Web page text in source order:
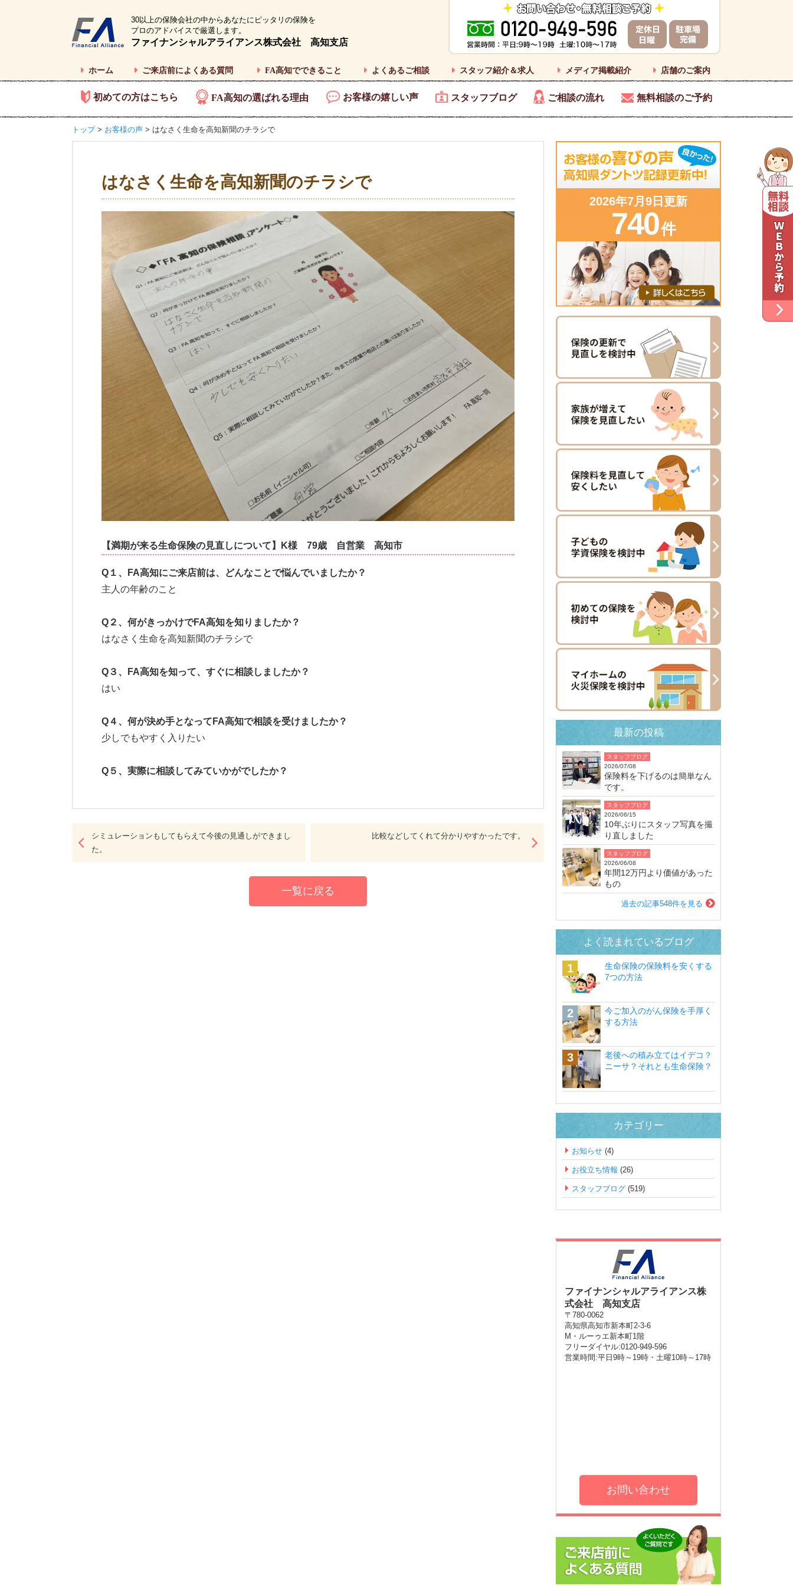
30以上の保険会社の中からあなたにピッタリの保険を
プロのアドバイスで厳選します。
ファイナンシャルアライアンス株式会社 高知支店
ホーム ご来店前によくある質問 FA高知でできること よくあるご相談 スタッフ紹介＆求人 メディア掲載紹介 店舗のご案内
初めての方はこちら FA高知の選ばれる理由 お客様の嬉しい声 スタッフブログ ご相談の流れ 無料相談のご予約
トップ> お客様の声 > はなさく生命を高知新聞のチラシで
はなさく生命を高知新聞のチラシで
【満期が来る生命保険の見直しについて】K様 79歳 自営業 高知市
Q １、 FA高知にご来店前は、どんなことで悩んでいましたか？
主人の年齢のこと
Q ２、何がきっかけでFA高知を知りましたか？
はなさく生命を高知新聞のチラシで
Q ３、 FA高知を知って、すぐに相談しましたか？
はい
Q４、何が決め手となって FA高知で相談を受けましたか？
少しでもやすく入りたい
Q ５、実際に相談してみていかがでしたか？
シミュレーションもしてもらえて今後の見通しができまし
た。
比較などしてくれて分かりやすかったです。
一覧に戻る
740
2026年7月9日更新
最新の投稿
スタッフブログ
2026/07/08
保険料を下げるのは簡単なん
です。
スタッフブログ
2026/06/15
10年ぶりにスタッフ写真を撮
り直しました
スタッフブログ
2026/06/08
年間12万円より価値があった
もの
過去の記事548件を見る
よく読まれているブログ
生命保険の保険料を安くする
7つの方法
今ご加入のがん保険を手厚く
する方法
老後への積み立てはイデコ？
ニーサ？それとも生命保険？
カテゴリー
お知らせ (4)
お役立ち情報 (26)
スタッフブログ (519)
ファイナンシャルアライアンス株
式会社 高知支店
〒780-0062
高知県高知市新本町2-3-6
M・ルーゥエ新本町1階
フリーダイヤル:0120-949-596
営業時間:平日9時～19時・土曜10時～17時
お問い合わせ